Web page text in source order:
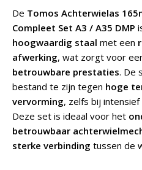
De Tomos Achterwielas
Compleet Set A3 / A35 DMP
hoogwaardig staal met een
afwerking, wat zorgt voor
betrouwbare prestaties. De
bestand te zijn tegen hoge
vervorming, zelfs bij
Deze set is ideaal voor het
betrouwbaar
sterke verbinding tussen de